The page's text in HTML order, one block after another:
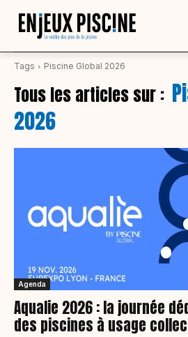
Tags Piscine Global 2026
Tous les articles sur :
2026
Agenda
Aqualie 2026 : la journée
des piscines à usage